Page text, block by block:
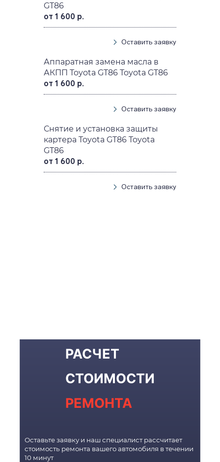
GT86
от 1 600 р.
Оставить заявку
Аппаратная замена масла в
АКПП Toyota GT86 Toyota GT86
от 1 600 р.
Оставить заявку
Снятие и установка защиты
картера Toyota GT86 Toyota
GT86
от 1 600 р.
Оставить заявку
РАСЧЕТ
СТОИМОСТИ
РЕМОНТА
Оставьте заявку и наш специалист рассчитает
стоимость ремонта вашего автомобиля в течении
10 минут